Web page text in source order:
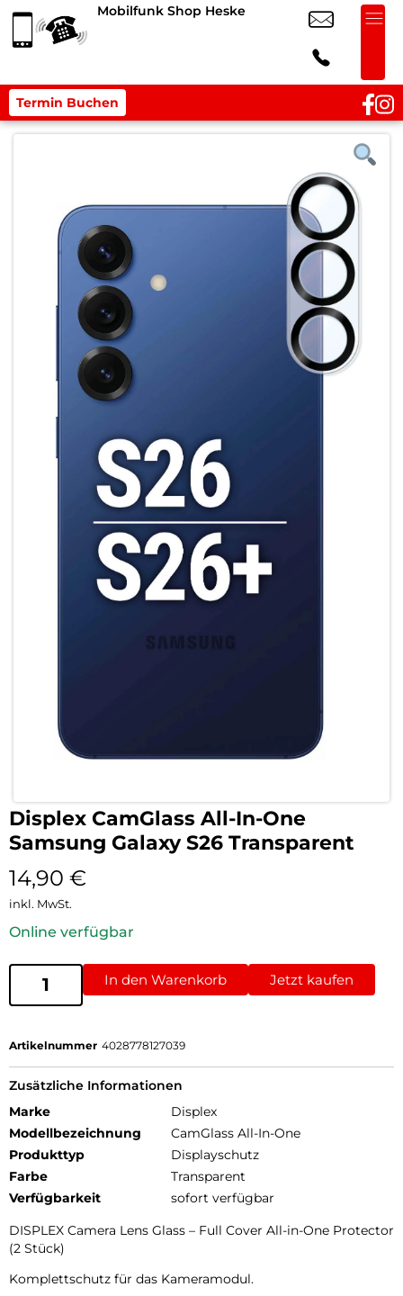
Mobilfunk Shop Heske
Termin Buchen
Displex CamGlass All-In-One
Samsung Galaxy S26 Transparent
14,90 €
inkl. MwSt.
Online verfügbar
In den Warenkorb Jetzt kaufen
Artikelnummer 4028778127039
Zusätzliche Informationen
Marke
Displex
Modellbezeichnung
CamGlass All-In-One
Produkttyp
Displayschutz
Farbe
Transparent
Verfügbarkeit
sofort verfügbar
DISPLEX Camera Lens Glass – Full Cover All-in-One Protector
(2 Stück)
Komplettschutz für das Kameramodul.